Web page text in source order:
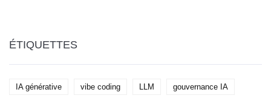
ÉTIQUETTES
IA générative vibe coding LLM gouvernance IA